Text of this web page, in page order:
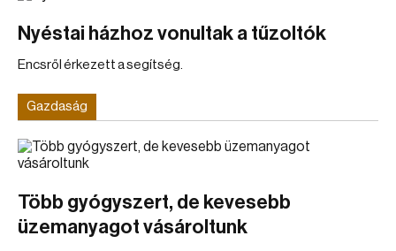
Nyéstai házhoz vonultak a tűzoltók
Encsről érkezett a segítség.
Gazdaság
Több gyógyszert, de kevesebb
üzemanyagot vásároltunk